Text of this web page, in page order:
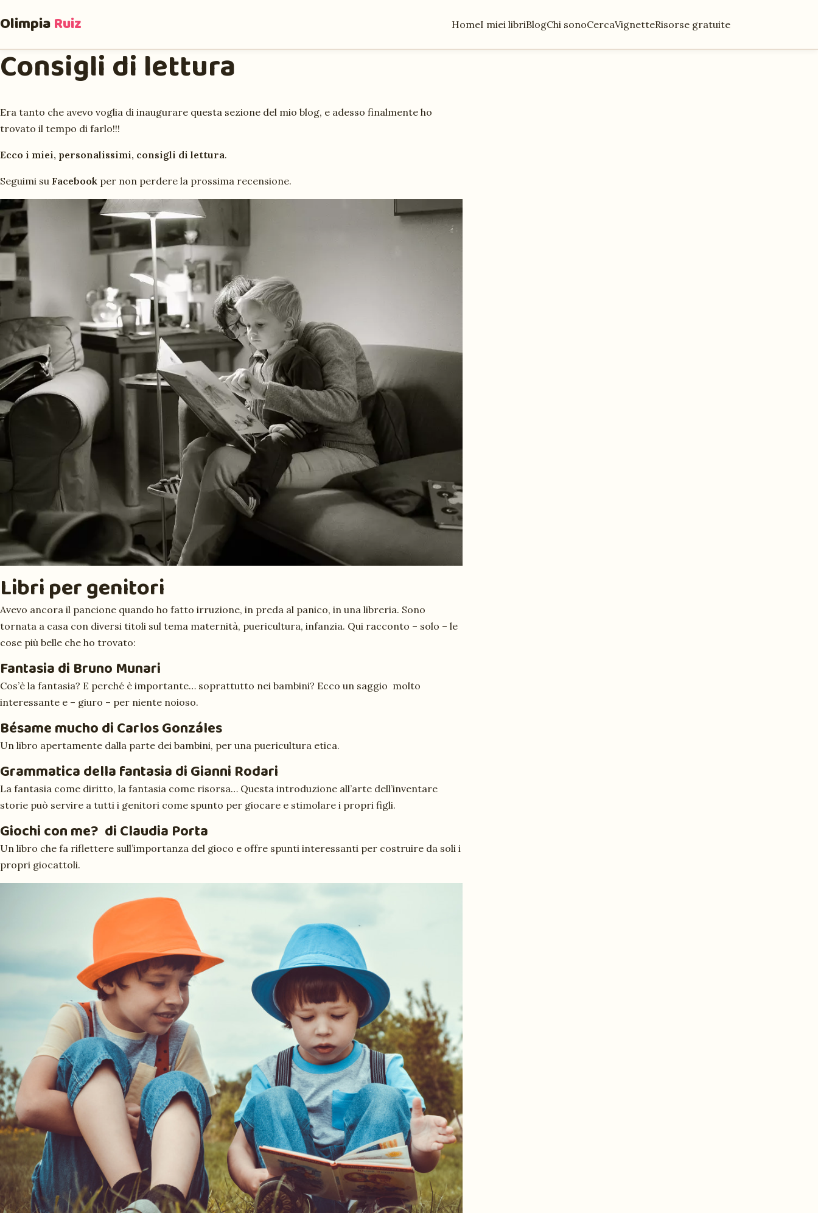
OlimpiaRuiz HomeI miei libriBlogChi sonoCercaVignetteRisorse gratuite
Consigli di lettura
Era tanto che avevo voglia di inaugurare questa sezione del mio blog, e adesso finalmente ho
trovato il tempo di farlo!!!
Ecco i miei, personalissimi, consigli di lettura.
Seguimi su Facebook per non perdere la prossima recensione.
Libri per genitori
Avevo ancora il pancione quando ho fatto irruzione, in preda al panico, in una libreria. Sono
tornata a casa con diversi titoli sul tema maternità, puericultura, infanzia. Qui racconto – solo – le
cose più belle che ho trovato:
Fantasiadi Bruno Munari
Cos’è la fantasia? E perché è importante… soprattutto nei bambini? Ecco un saggio molto
interessante e – giuro – per niente noioso.
Bésame muchodi Carlos Gonzáles
Un libro apertamente dalla parte dei bambini, per una puericultura etica.
Grammatica della fantasiadi Gianni Rodari
La fantasia come diritto, la fantasia come risorsa… Questa introduzione all’arte dell’inventare
storie può servire a tutti i genitori come spunto per giocare e stimolare i propri figli.
Giochi con me? di Claudia Porta
Un libro che fa riflettere sull’importanza del gioco e offre spunti interessanti per costruire da soli i
propri giocattoli.